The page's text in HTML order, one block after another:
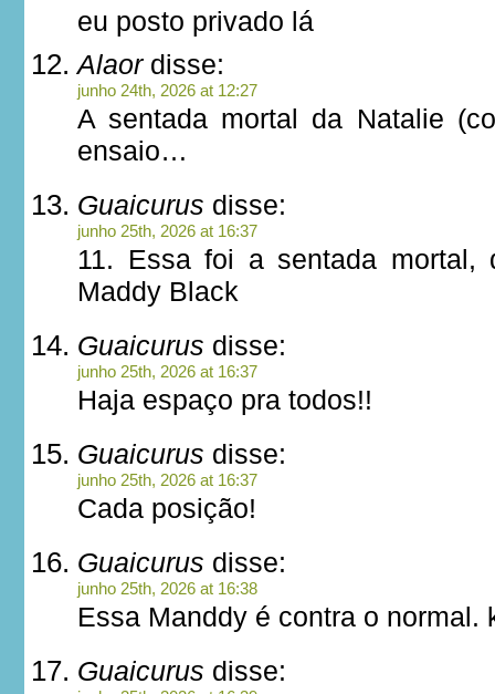
eu posto privado lá
Alaordisse:
junho 24th, 2026 at 12:27
A sentada mortal da Natalie
ensaio…
Guaicurus disse:
junho 25th, 2026 at 16:37
11. Essa foi a sentada mortal,
Maddy Black
Guaicurus disse:
junho 25th, 2026 at 16:37
Haja espaço pra todos!!
Guaicurus disse:
junho 25th, 2026 at 16:37
Cada posição!
Guaicurus disse:
junho 25th, 2026 at 16:38
Essa Manddy é contra o normal.
Guaicurus disse: